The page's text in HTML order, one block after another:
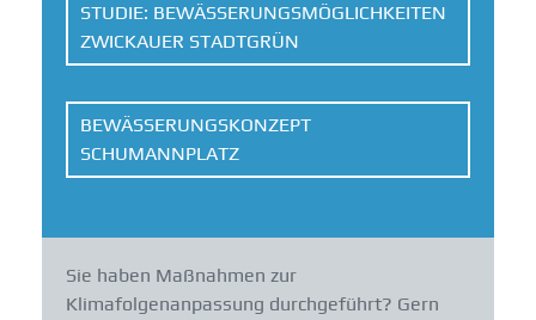
STUDIE: BEWÄSSERUNGSMÖGLICHKEITEN
ZWICKAUER STADTGRÜN
BEWÄSSERUNGSKONZEPT
SCHUMANNPLATZ
Sie haben Maßnahmen zur
Klimafolgenanpassung durchgeführt? Gern